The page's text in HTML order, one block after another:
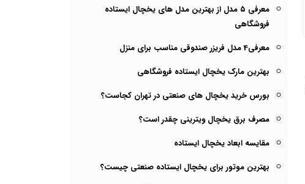
معرفی ۵ مدل از بهترین مدل های یخچال‌ ایستاده
فروشگاهی
معرفی4 مدل فریزر صندوقی مناسب برای منزل
بهترین مارک یخچال ایستاده فروشگاهی
بورس خرید یخچال های صنعتی در تهران کجاست؟
مصرف برق یخچال ویترینی چقدر است؟
مقایسه ابعاد یخچال ایستاده
بهترین موتور برای یخچال ایستاده صنعتی چیست؟